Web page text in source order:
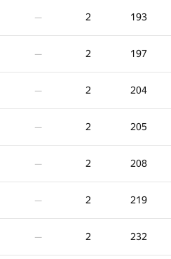
— 2 193
— 2 197
— 2 204
— 2 205
— 2 208
— 2 219
— 2 232